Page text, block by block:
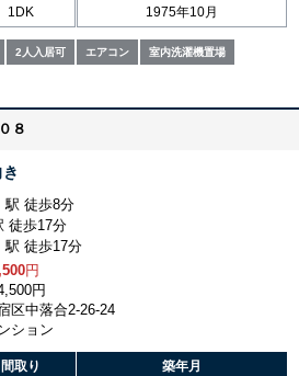
1DK 1975年10月
2人入居可 エアコン 室内洗濯機置場
８
駅 徒歩8分
徒歩17分
駅 徒歩17分
円
円
区中落合2-26-24
ション
間取り
築年月